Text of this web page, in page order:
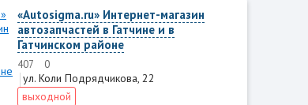
«Autosigma.ru» Интернет-магазин
автозапчастей в Гатчине и в
Гатчинском районе
407 0
ул. Коли Подрядчикова, 22
выходной